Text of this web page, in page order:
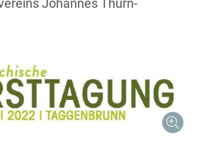
to main content